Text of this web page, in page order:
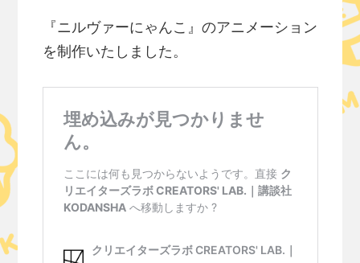
『ニルヴァーにゃんこ』のアニメーション
を制作いたしました。